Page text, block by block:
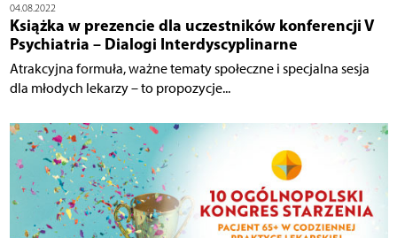
04.08.2022
Książka w prezencie dla uczestników konferencji V
Psychiatria – Dialogi Interdyscyplinarne
Atrakcyjna formuła, ważne tematy społeczne i specjalna sesja
dla młodych lekarzy – to propozycje...